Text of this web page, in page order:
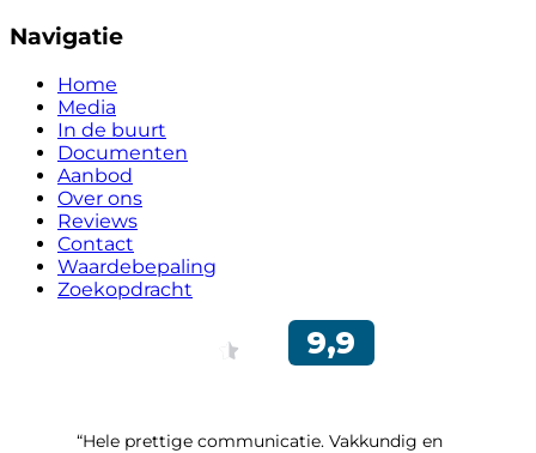
Navigatie
Home
Media
In de buurt
Documenten
Aanbod
Over ons
Reviews
Contact
Waardebepaling
Zoekopdracht
“Hele prettige communicatie. Vakkundig en